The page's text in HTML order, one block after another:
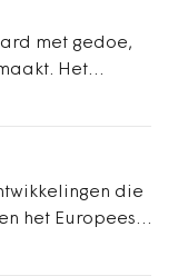
met gedoe,
Het
een
de voet.
die
het Europees